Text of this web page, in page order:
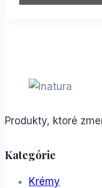
Produkty, ktoré
Kategórie
Krémy